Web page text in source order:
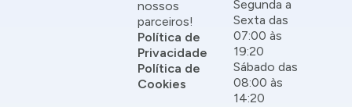
Segunda a
Sexta das
07:00 às
19:20
Sábado das
08:00 às
14:20
nossos
parceiros!
Política de
Privacidade
Política de
Cookies